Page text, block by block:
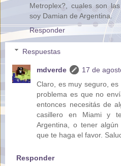
Metroplex?, cuales son
soy Damian de Argentina.
Responder
Respuestas
mdverde
17 de
Claro, es muy seguro,
problema es que no
entonces necesitás de
casillero en Miami y
Argentina, o tener
que te haga el favor.
Responder